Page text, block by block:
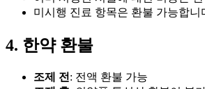
미시행 진료 항목은 환불 가능합니
4. 한약 환불
조제 전 : 전액 환불 가능